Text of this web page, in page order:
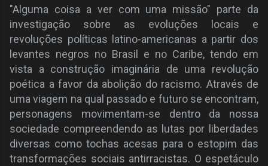
"Alguma coisa a ver com uma missão" parte da
investigação sobre as evoluções locais e
revoluções políticas latino-americanas a partir dos
levantes negros no Brasil e no Caribe, tendo em
vista a construção imaginária de uma revolução
poética a favor da abolição do racismo. Através de
uma viagem na qual passado e futuro se encontram,
personagens movimentam-se dentro da nossa
sociedade compreendendo as lutas por liberdades
diversas como tochas acesas para o estopim das
transformações sociais antirracistas. O espetáculo